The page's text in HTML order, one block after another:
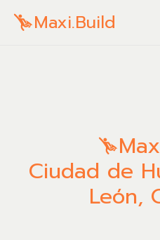
Maxi.Build
Ciudad de
León,